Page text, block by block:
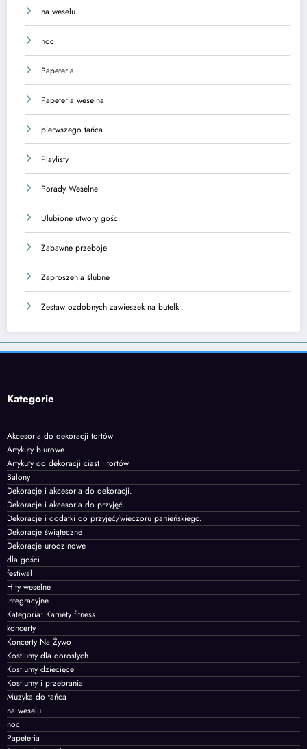
na weselu
noc
Papeteria
Papeteria weselna
pierwszego tańca
Playlisty
Porady Weselne
Ulubione utwory gości
Zabawne przeboje
Zaproszenia ślubne
Zestaw ozdobnych zawieszek na butelki.
Kategorie
Akcesoria do dekoracji tortów
Artykuły biurowe
Artykuły do dekoracji ciast i tortów
Balony
Dekoracje i akcesoria do dekoracji.
Dekoracje i akcesoria do przyjęć.
Dekoracje i dodatki do przyjęć/wieczoru panieńskiego.
Dekoracje świąteczne
Dekoracje urodzinowe
dla gości
festiwal
Hity weselne
integracyjne
Kategoria: Karnety fitness
koncerty
Koncerty Na Żywo
Kostiumy dla dorosłych
Kostiumy dziecięce
Kostiumy i przebrania
Muzyka do tańca
na weselu
noc
Papeteria